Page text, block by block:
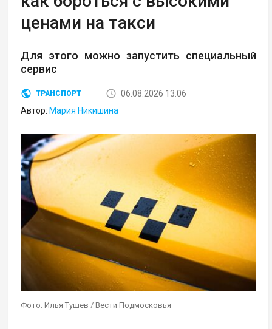
ценами на такси
Для этого можно запустить специальный
сервис
ТРАНСПОРТ
06.08.2026 13:06
Автор: Мария Никишина
Фото: Илья Тушев / Вести Подмосковья